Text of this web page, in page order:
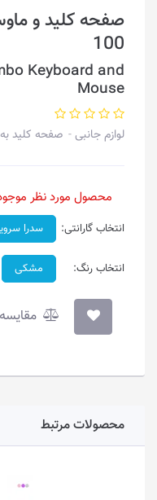
صفحه کلید و
100
Keyboard and
Mouse
لوازم جانبی صفحه کلید
محصول مورد نظر
انتخاب گارانتی: سدرا
انتخاب رنگ: مشکی
مقایسه
محصولات مرتبط